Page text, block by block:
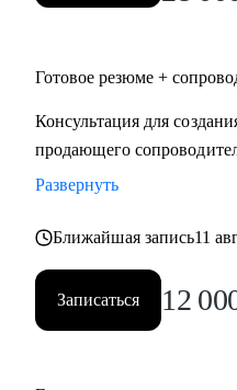
Готовое резюме +
Консультация для
продающего
Развернуть
Ближайшая запись11
Записаться 12